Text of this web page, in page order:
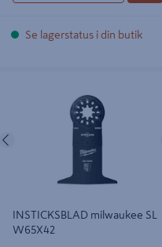
Se lagerstatus i din butik
Föregående
INSTICKSBLAD milwaukee SL
W65X42